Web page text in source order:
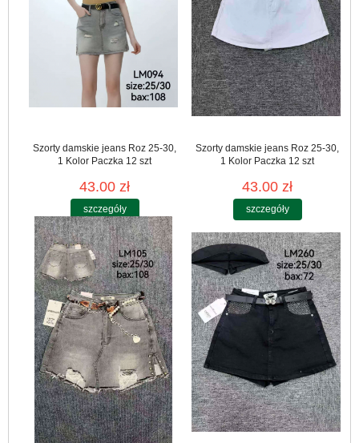
Szorty damskie jeans Roz 25-30,
1 Kolor Paczka 12 szt
43.00 zł
szczegóły
Szorty damskie jeans Roz 25-30,
1 Kolor Paczka 12 szt
43.00 zł
szczegóły